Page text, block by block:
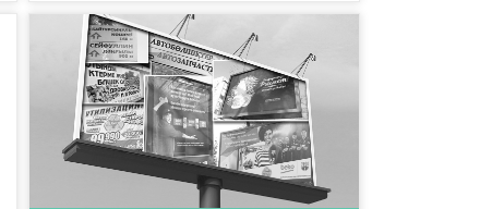
жоспарларын, Үлгілік оқу
бағдарлама...